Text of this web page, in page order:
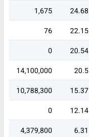
24.68
1,675
22.15
76
20.54
0
20.5
14,100,000
15.37
10,788,300
12.14
0
6.31
4,379,800